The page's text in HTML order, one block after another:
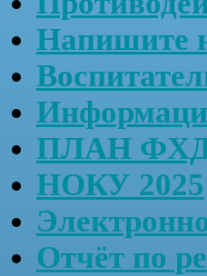
Напишите
ПЛАН ФХД
НОКУ 2025
Отчёт по